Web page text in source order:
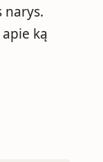
narys.
ką